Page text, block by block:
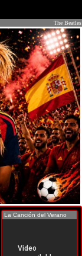
The Beatles
La Canción del Verano